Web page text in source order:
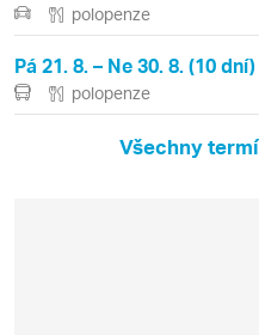
polopenze
Pá 21. 8. – Ne 30. 8. (10 dní)
polopenze
Všechny